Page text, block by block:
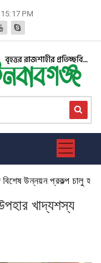
PM
উন্নয়ন প্রকল্প চালু হতে
উপহার খাদ্যশস্য